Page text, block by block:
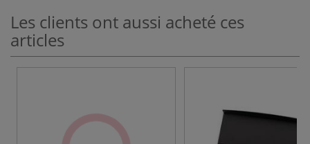
Les clients ont aussi acheté ces
articles